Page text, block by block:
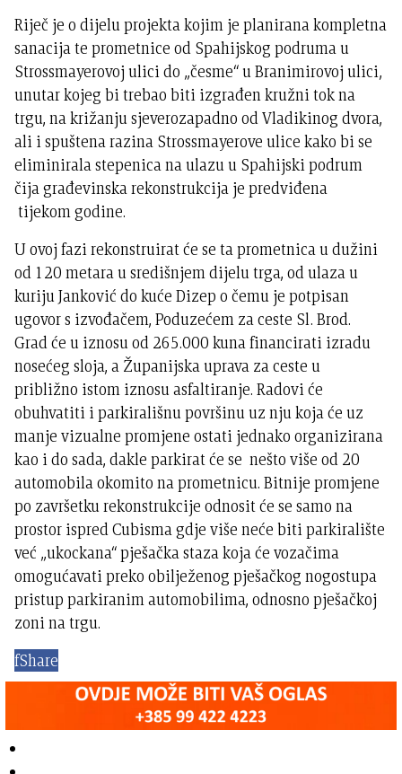
Riječ je o dijelu projekta kojim je planirana kompletna
sanacija te prometnice od Spahijskog podruma u
Strossmayerovoj ulici do „česme“ u Branimirovoj ulici,
unutar kojeg bi trebao biti izgrađen kružni tok na
trgu, na križanju sjeverozapadno od Vladikinog dvora,
ali i spuštena razina Strossmayerove ulice kako bi se
eliminirala stepenica na ulazu u Spahijski podrum
čija građevinska rekonstrukcija je predviđena
tijekom godine.
U ovoj fazi rekonstruirat će se ta prometnica u dužini
od 120 metara u središnjem dijelu trga, od ulaza u
kuriju Janković do kuće Dizep o čemu je potpisan
ugovor s izvođačem, Poduzećem za ceste Sl. Brod.
Grad će u iznosu od 265.000 kuna financirati izradu
nosećeg sloja, a Županijska uprava za ceste u
približno istom iznosu asfaltiranje. Radovi će
obuhvatiti i parkirališnu površinu uz nju koja će uz
manje vizualne promjene ostati jednako organizirana
kao i do sada, dakle parkirat će se nešto više od 20
automobila okomito na prometnicu. Bitnije promjene
po završetku rekonstrukcije odnosit će se samo na
prostor ispred Cubisma gdje više neće biti parkiralište
već „ukockana“ pješačka staza koja će vozačima
omogućavati preko obilježenog pješačkog nogostupa
pristup parkiranim automobilima, odnosno pješačkoj
zoni na trgu.
fShare